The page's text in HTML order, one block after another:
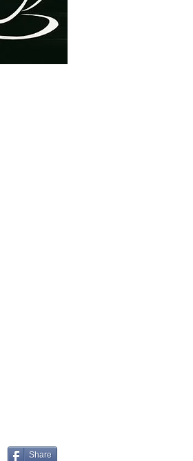
Share